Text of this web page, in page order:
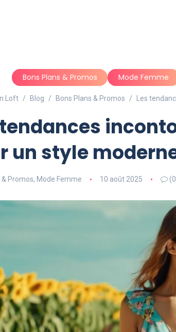
Bons Plans & Promos Mode Femme
Loft Blog Bons Plans & Promos Les
un style
& Promos, Mode Femme 10 août 2025